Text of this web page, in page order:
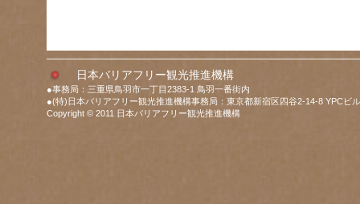
日本バリアフリー観光推進機構
●事務局：三重県鳥羽市一丁目2383-1 鳥羽一番街内
●(特)日本バリアフリー観光推進機構事務局：東京都新宿区四谷2-14-8 YPCビ
Copyright © 2011 日本バリアフリー観光推進機構